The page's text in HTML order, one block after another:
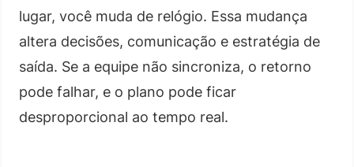
lugar, você muda de relógio. Essa mudança
altera decisões, comunicação e estratégia de
saída. Se a equipe não sincroniza, o retorno
pode falhar, e o plano pode ficar
desproporcional ao tempo real.